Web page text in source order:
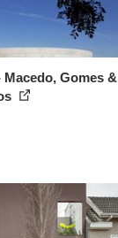
Macedo, Gomes &